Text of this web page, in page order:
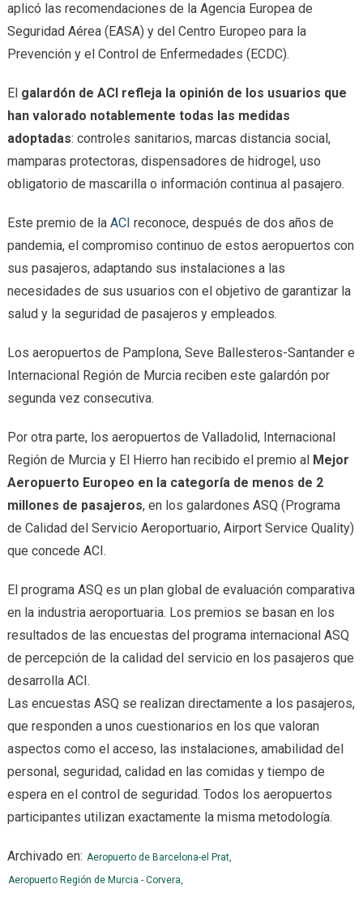
aplicó las recomendaciones de la Agencia Europea de
Seguridad Aérea (EASA) y del Centro Europeo para la
Prevención y el Control de Enfermedades (ECDC).
El galardón de ACI refleja la opinión de los usuarios que
han valorado notablemente todas las medidas
adoptadas: controles sanitarios, marcas distancia social,
mamparas protectoras, dispensadores de hidrogel, uso
obligatorio de mascarilla o información continua al pasajero.
Este premio de la ACI reconoce, después de dos años de
pandemia, el compromiso continuo de estos aeropuertos con
sus pasajeros, adaptando sus instalaciones a las
necesidades de sus usuarios con el objetivo de garantizar la
salud y la seguridad de pasajeros y empleados.
Los aeropuertos de Pamplona, Seve Ballesteros-Santander e
Internacional Región de Murcia reciben este galardón por
segunda vez consecutiva.
Por otra parte, los aeropuertos de Valladolid, Internacional
Región de Murcia y El Hierro han recibido el premio al Mejor
Aeropuerto Europeo en la categoría de menos de 2
millones de pasajeros, en los galardones ASQ (Programa
de Calidad del Servicio Aeroportuario, Airport Service Quality)
que concede ACI.
El programa ASQ es un plan global de evaluación comparativa
en la industria aeroportuaria. Los premios se basan en los
resultados de las encuestas del programa internacional ASQ
de percepción de la calidad del servicio en los pasajeros que
desarrolla ACI.
Las encuestas ASQ se realizan directamente a los pasajeros,
que responden a unos cuestionarios en los que valoran
aspectos como el acceso, las instalaciones, amabilidad del
personal, seguridad, calidad en las comidas y tiempo de
espera en el control de seguridad. Todos los aeropuertos
participantes utilizan exactamente la misma metodología.
Archivado en: Aeropuerto de Barcelona-el Prat,
Aeropuerto Región de Murcia - Corvera,